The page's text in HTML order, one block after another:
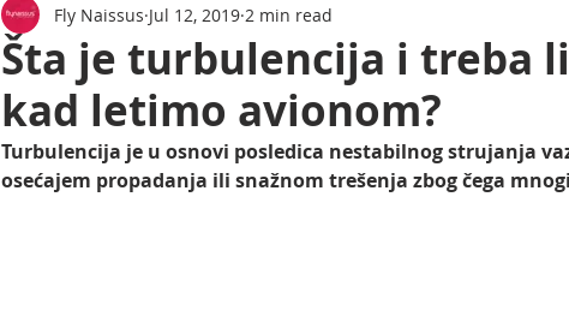
Šta je turbulencija i treba
kad letimo avionom?
Fly Naissus Jul 12, 2019 2 min read
Turbulencija je u osnovi posledica nestabilnog strujanja
osećajem propadanja ili snažnom trešenja zbog čega